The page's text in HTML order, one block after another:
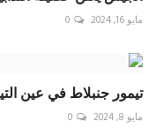
مايو 16, 2024 0
تيمور جنبلاط في عين
مايو 8, 2024 0